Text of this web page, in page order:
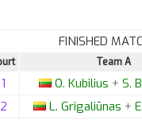
FINISHED
Team A
1 O. Kubilius + S.
2 L. Grigaliūnas + E.